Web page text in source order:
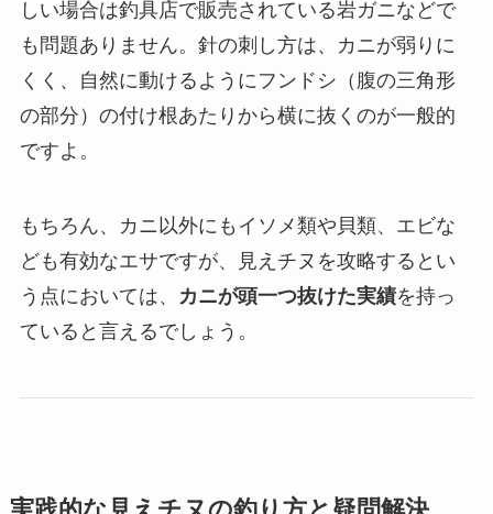
しい場合は釣具店で販売されている岩ガニなどで
も問題ありません。針の刺し方は、カニが弱りに
くく、自然に動けるようにフンドシ（腹の三角形
の部分）の付け根あたりから横に抜くのが一般的
ですよ。
もちろん、カニ以外にもイソメ類や貝類、エビな
ども有効なエサですが、見えチヌを攻略するとい
う点においては、
カニが頭一つ抜けた実績を持っ
ていると言えるでしょう。